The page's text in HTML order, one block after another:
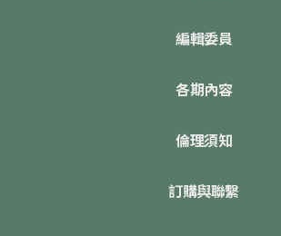
編輯委員
各期內容
倫理須知
訂購與聯繫